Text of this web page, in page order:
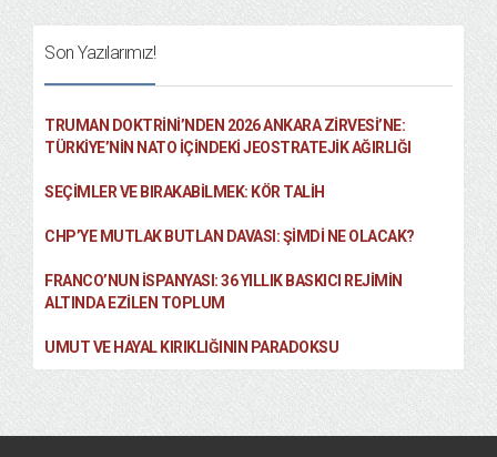
Son Yazılarımız!
TRUMAN DOKTRINI’NDEN 2026 ANKARA ZIRVESI’NE:
TÜRKIYE’NIN NATO İÇINDEKI JEOSTRATEJIK AĞIRLIĞI
SEÇIMLER VE BIRAKABILMEK: KÖR TALIH
CHP’YE MUTLAK BUTLAN DAVASI: ŞİMDİ NE OLACAK?
FRANCO’NUN İSPANYASI: 36 YILLIK BASKICI REJIMIN
ALTINDA EZILEN TOPLUM
UMUT VE HAYAL KIRIKLIĞININ PARADOKSU